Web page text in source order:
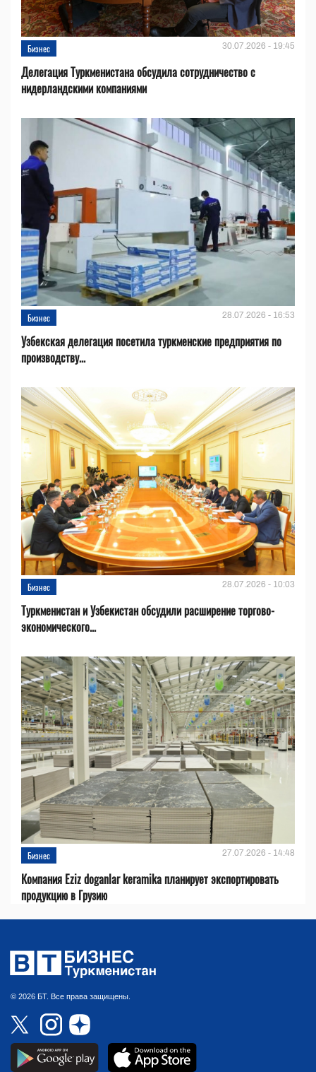
Бизнес 30.07.2026 - 19:45
Делегация Туркменистана обсудила сотрудничество с
нидерландскими компаниями
Бизнес 28.07.2026 - 16:53
Узбекская делегация посетила туркменские предприятия по
производству...
Бизнес 28.07.2026 - 10:03
Туркменистан и Узбекистан обсудили расширение торгово-
экономического...
Бизнес 27.07.2026 - 14:48
Компания Eziz doganlar keramika планирует экспортировать
продукцию в Грузию
© 2026 БТ. Все права защищены.